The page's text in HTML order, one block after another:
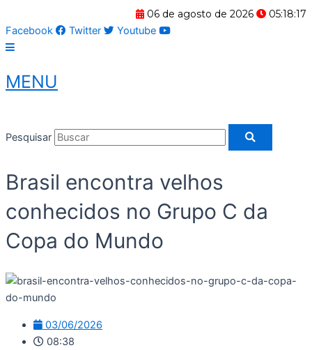
para
o
06 de agosto de 2026
05:18:17
Facebook
Twitter Youtube
MENU
Pesquisar
Brasil encontra velhos
conhecidos no Grupo C da
Copa do Mundo
03/06/2026
08:38